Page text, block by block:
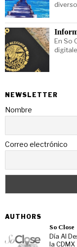
En So
NEWSLETTER
Nombre
Correo electrónico
AUTHORS
So Close
Día Al
la CDMX